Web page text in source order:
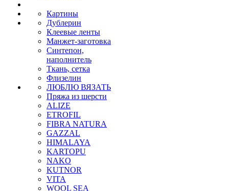
Картины
Дублерин
Клеевые ленты
Манжет-заготовка
Синтепон,
наполнитель
Ткань, сетка
Флизелин
ЛЮБЛЮ ВЯЗАТЬ
Пряжа из шерсти
ALIZE
ETROFIL
FIBRA NATURA
GAZZAL
HIMALAYA
KARTOPU
NAKO
KUTNOR
VITA
WOOL SEA